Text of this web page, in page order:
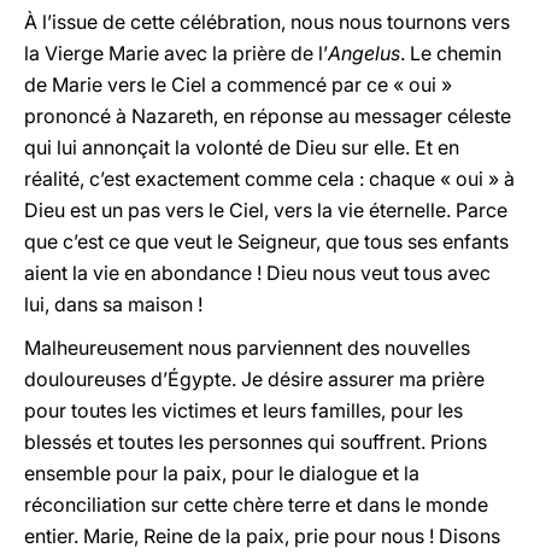
À l’issue de cette célébration, nous nous tournons vers
la Vierge Marie avec la prière de l’Angelus. Le chemin
de Marie vers le Ciel a commencé par ce « oui »
prononcé à Nazareth, en réponse au messager céleste
qui lui annonçait la volonté de Dieu sur elle. Et en
réalité, c’est exactement comme cela : chaque « oui » à
Dieu est un pas vers le Ciel, vers la vie éternelle. Parce
que c’est ce que veut le Seigneur, que tous ses enfants
aient la vie en abondance ! Dieu nous veut tous avec
lui, dans sa maison !
Malheureusement nous parviennent des nouvelles
douloureuses d’Égypte. Je désire assurer ma prière
pour toutes les victimes et leurs familles, pour les
blessés et toutes les personnes qui souffrent. Prions
ensemble pour la paix, pour le dialogue et la
réconciliation sur cette chère terre et dans le monde
entier. Marie, Reine de la paix, prie pour nous ! Disons